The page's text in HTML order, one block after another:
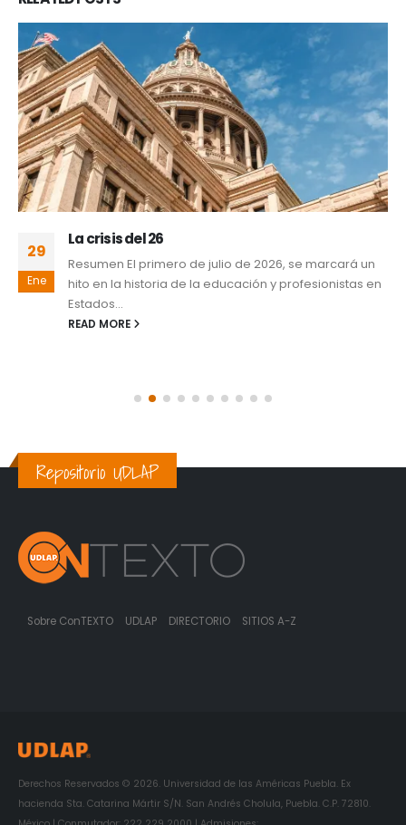
29
Ene
La crisis del 26
Resumen El primero de julio de 2026, se marcará un
hito en la historia de la educación y profesionistas en
Estados...
READ MORE
Repositorio UDLAP
Sobre ConTEXTO UDLAP DIRECTORIO SITIOS A-Z
Derechos Reservados © 2026. Universidad de las Américas Puebla. Ex
hacienda Sta. Catarina Mártir S/N. San Andrés Cholula, Puebla. C.P. 72810.